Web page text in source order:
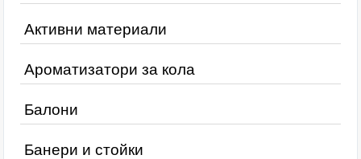
Активни материали
Ароматизатори за кола
Балони
Банери и стойки